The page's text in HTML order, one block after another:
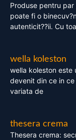
Produse pentru
poate fi o
autenticit??ii. Cu
wella koleston
wella koleston este
devenit din ce in ce
variata de
thesera crema
Thesera crema: